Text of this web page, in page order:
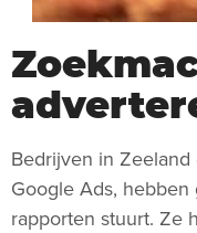
Bedrijven in
Google Ads,
rapporten stuurt. Ze